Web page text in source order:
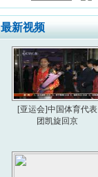
最新视频
[亚运会]中国体育代表
团凯旋回京